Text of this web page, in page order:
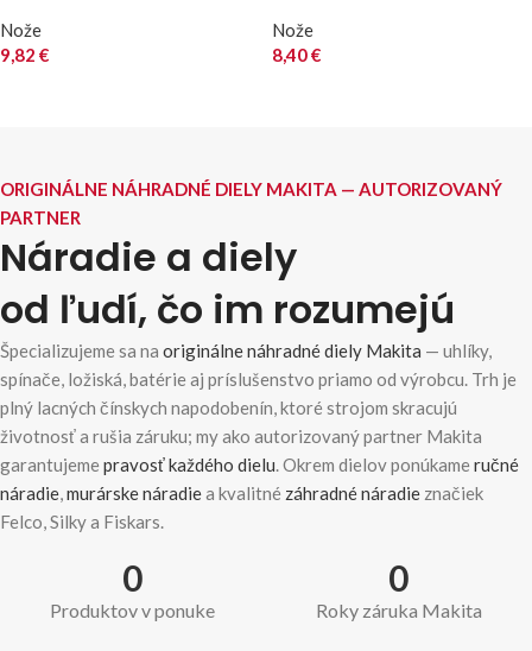
Nože
9,82 €
Nože
8,40€
ORIGINÁLNE NÁHRADNÉ DIELY MAKITA — AUTORIZOVANÝ
PARTNER
Náradie a diely
od ľudí, čo im rozumejú
Špecializujeme sa na originálne náhradné diely Makita — uhlíky,
spínače, ložiská, batérie aj príslušenstvo priamo od výrobcu. Trh je
plný lacných čínskych napodobenín, ktoré strojom skracujú
životnosť a rušia záruku; my ako autorizovaný partner Makita
garantujemepravosť každého dielu. Okrem dielov ponúkameručné
náradie,murárske náradiea kvalitné záhradné náradie značiek
Felco, Silky a Fiskars.
0
Produktov v ponuke
0
Roky záruka Makita